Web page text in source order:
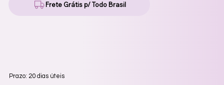
Frete Grátis p/ Todo Brasil
Prazo: 20 dias úteis